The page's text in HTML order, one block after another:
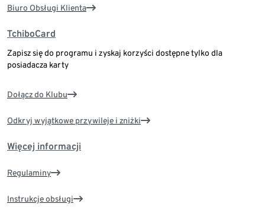
Biuro Obsługi Klienta
TchiboCard
Zapisz się do programu i zyskaj korzyści dostępne tylko dla
posiadacza karty
Dołącz do Klubu
Odkryj wyjątkowe przywileje i zniżki
Więcej informacji
Regulaminy
Instrukcje obsługi